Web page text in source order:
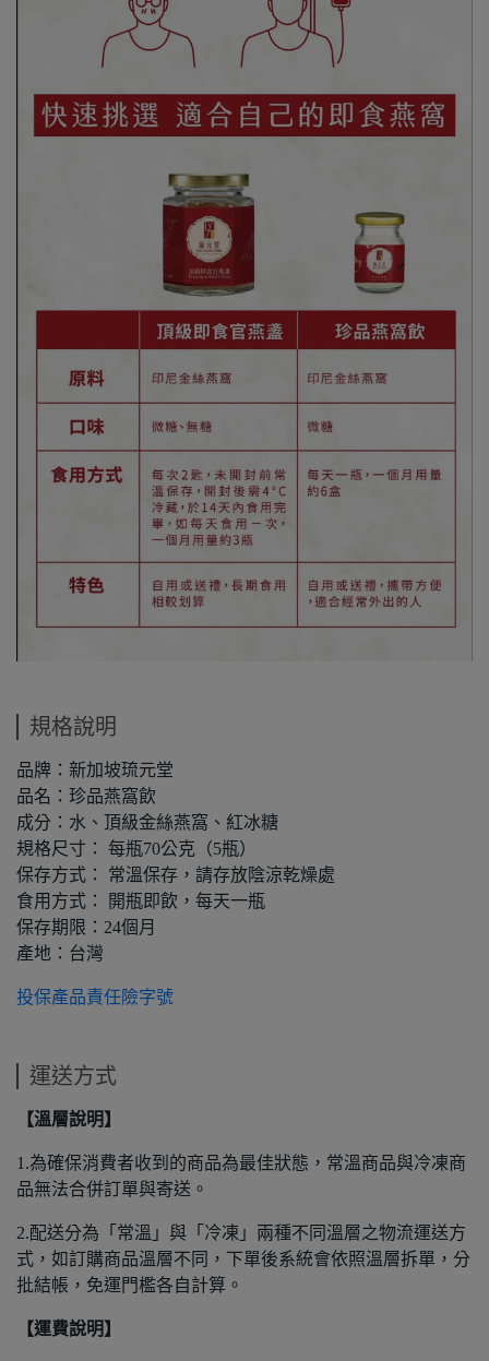
規格說明
品牌：新加坡琉元堂
品名：珍品燕窩飲
成分：水、頂級金絲燕窩、紅冰糖
規格尺寸： 每瓶70公克（5瓶）
保存方式： 常溫保存，請存放陰涼乾燥處
食用方式： 開瓶即飲，每天一瓶
保存期限：24個月
產地：台灣
投保產品責任險字號
運送方式
【溫層說明】
1.為確保消費者收到的商品為最佳狀態，常溫商品與冷凍商
品無法合併訂單與寄送。
2.配送分為「常溫」與「冷凍」兩種不同溫層之物流運送方
式，如訂購商品溫層不同，下單後系統會依照溫層拆單，分
批結帳，免運門檻各自計算。
【運費說明】